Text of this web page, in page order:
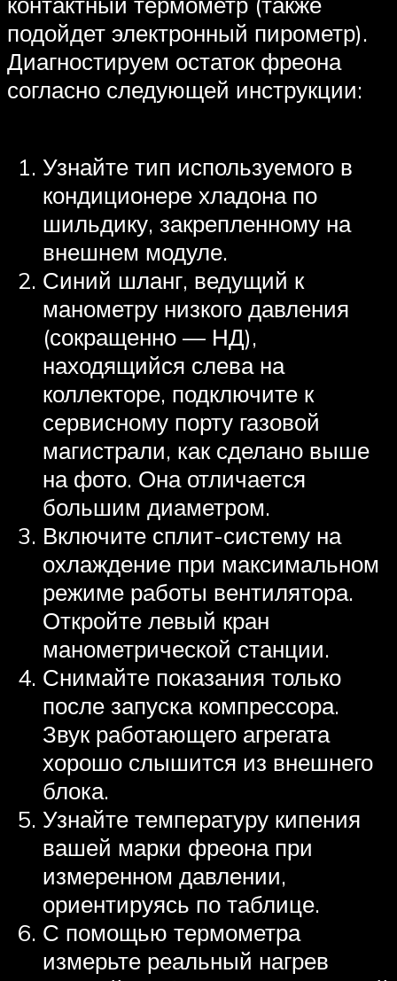
подойдет электронный пирометр).
Диагностируем остаток фреона
согласно следующей инструкции:
Узнайте тип используемого в
кондиционере хладона по
шильдику, закрепленному на
внешнем модуле.
Синий шланг, ведущий к
манометру низкого давления
(сокращенно — НД),
находящийся слева на
коллекторе, подключите к
сервисному порту газовой
магистрали, как сделано выше
на фото. Она отличается
большим диаметром.
Включите сплит-систему на
охлаждение при максимальном
режиме работы вентилятора.
Откройте левый кран
манометрической станции.
Снимайте показания только
после запуска компрессора.
Звук работающего агрегата
хорошо слышится из внешнего
блока.
Узнайте температуру кипения
вашей марки фреона при
измеренном давлении,
ориентируясь по таблице.
С помощью термометра
измерьте реальный нагрев